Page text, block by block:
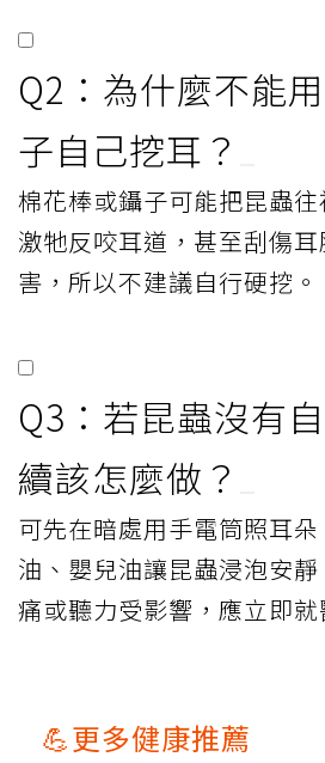
Q2：為什麼不能
子自己挖耳？
棉花棒或鑷子可能把昆蟲
激牠反咬耳道，甚至刮傷
害，所以不建議自行硬挖。
Q3：若昆蟲沒有
續該怎麼做？
可先在暗處用手電筒照耳
油、嬰兒油讓昆蟲浸泡安
痛或聽力受影響，應立即就
💪更多健康推薦